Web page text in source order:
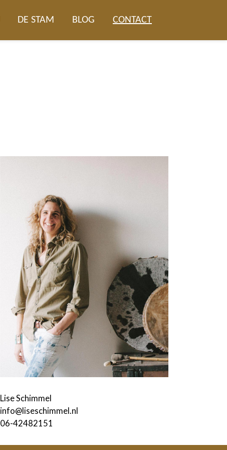
DE STAM BLOG CONTACT
Lise Schimmel
info@liseschimmel.nl
06-42482151